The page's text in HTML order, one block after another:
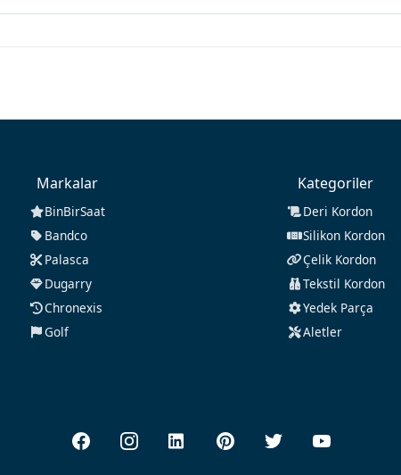
Markalar
BinBirSaat
Bandco
Palasca
Dugarry
Chronexis
Golf
Kategoriler
Deri Kordon
Silikon Kordon
Çelik Kordon
Tekstil Kordon
Yedek Parça
Aletler